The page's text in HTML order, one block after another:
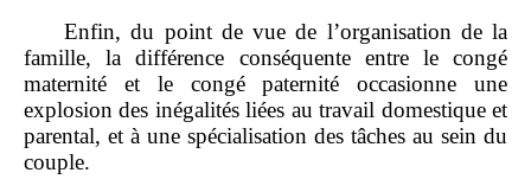
Enfin, du point de vue de l’organisation de la
famille, la différence conséquente entre le congé
maternité et le congé paternité occasionne une
explosion des inégalités liées au travail domestique et
parental, et à une spécialisation des tâches au sein du
couple.